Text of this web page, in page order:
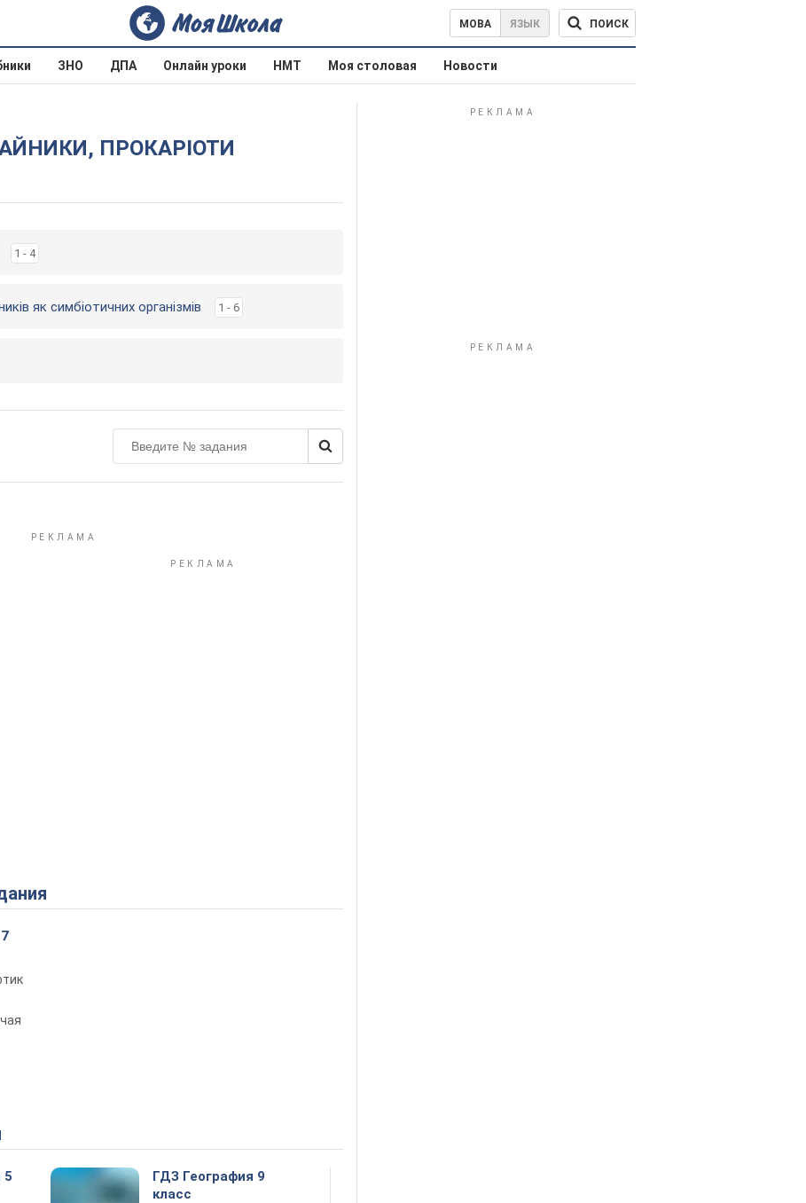
МОВА ЯЗЫК ПОИСК
ЗНО ДПА Онлайн уроки НМТ Моя столовая Новости
ПРОКАРІОТИ
1 - 4
як симбіотичних організмів 1 - 6
5
ГДЗ География 9
класс